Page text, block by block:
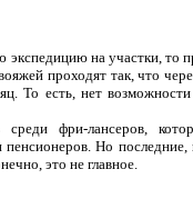
экспедицию на участки,
проходят так, что
То есть, нет
фри-лансеров,
пенсионеров. Но
это не главное.